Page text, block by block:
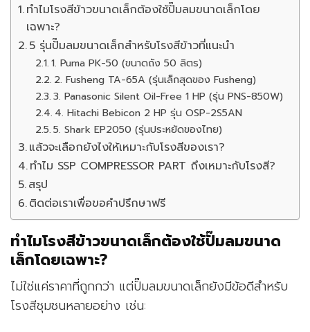
ทำไมโรงสีข้าวขนาดเล็กต้องใช้ปั๊มลมขนาดเล็กโดย
เฉพาะ?
5 รุ่นปั๊มลมขนาดเล็กสำหรับโรงสีข้าวที่แนะนำ
1. Puma PK-50 (ขนาดถัง 50 ลิตร)
2. Fusheng TA-65A (รุ่นเล็กสุดของ Fusheng)
3. Panasonic Silent Oil-Free 1 HP (รุ่น PNS-850W)
4. Hitachi Bebicon 2 HP รุ่น OSP-2S5AN
5. Shark EP2050 (รุ่นประหยัดของไทย)
แล้วจะเลือกยังไงให้เหมาะกับโรงสีของเรา?
ทำไม SSP COMPRESSOR PART ถึงเหมาะกับโรงสี?
สรุป
ติดต่อเราเพื่อขอคำปรึกษาฟรี
ทำไมโรงสีข้าวขนาดเล็กต้องใช้ปั๊มลมขนาด
เล็กโดยเฉพาะ?
ไม่ใช่แค่ราคาที่ถูกกว่า แต่ปั๊มลมขนาดเล็กยังมีข้อดีสำหรับ
โรงสีชุมชนหลายอย่าง เช่น: